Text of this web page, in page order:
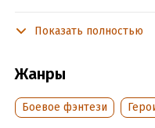
Подробная
Объем: 403523
Год издания:2023
Дата поступления:
14
Показать полностью
Жанры
Боевое фэнтези